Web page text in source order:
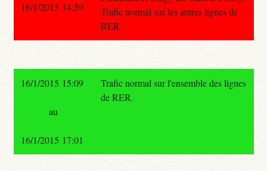
Trafic normal sur les autres lignes de
RER.
16/1/2015 14:59
16/1/2015 15:09
Trafic normal sur l'ensemble des lignes
de RER.
au
16/1/2015 17:01